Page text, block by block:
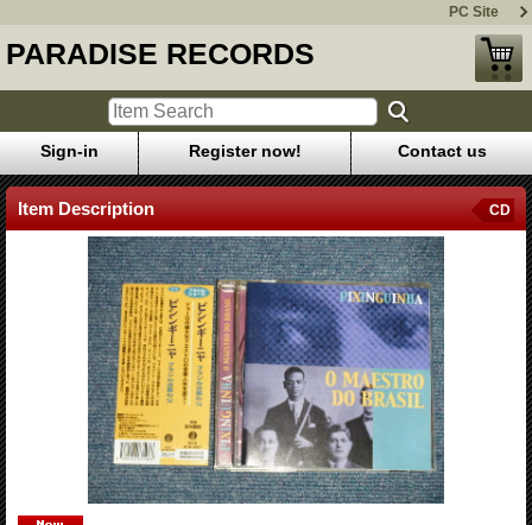
PC Site
PARADISE RECORDS
Sign-in Register now! Contact us
Item Description CD